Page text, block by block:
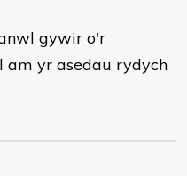
gywir o'r
am yr asedau rydych